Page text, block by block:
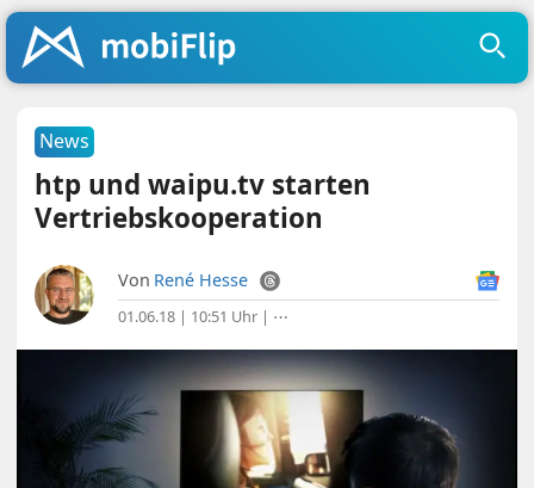
News
htp und waipu.tv starten
Vertriebskooperation
Von René Hesse
01.06.18 | 10:51 Uhr | ⋯